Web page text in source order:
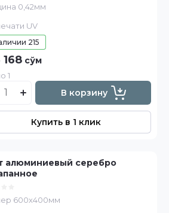
0,42мм
UV
215
168 сўм
1
В корзину
Купить в 1 клик
алюминиевый серебро
600х400мм